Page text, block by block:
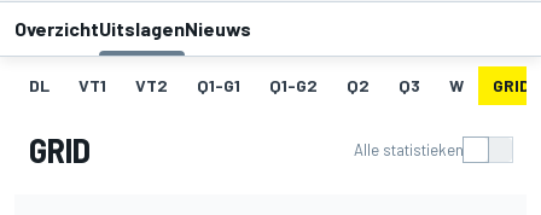
OverzichtUitslagenNieuws
DL VT1 VT2 Q1-G1 Q1-G2 Q2 Q3 W GRID
GRID Alle statistieken